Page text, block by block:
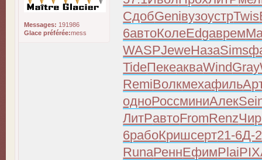
Messages: 191986
Glace préférée:mess
СдобGeniвузоустрTwis
6автоКолеEdgaврем
WASPJeweНазаSims
TideПекеакваWindGray
RemiВолкмехафиль
одноРоссминиАлек
ЛитРавтоFromRenz
6рабоКришсерт21-6Д-
RunaРеннЕфимPlai